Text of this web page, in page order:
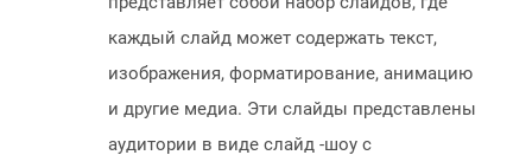
каждый слайд может содержать текст,
изображения, форматирование, анимацию
и другие медиа. Эти слайды представлены
аудитории в виде слайд -шоу с